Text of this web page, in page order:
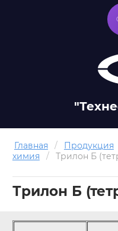
Главная / Продукция
химия
/ Трилон Б
Трилон Б